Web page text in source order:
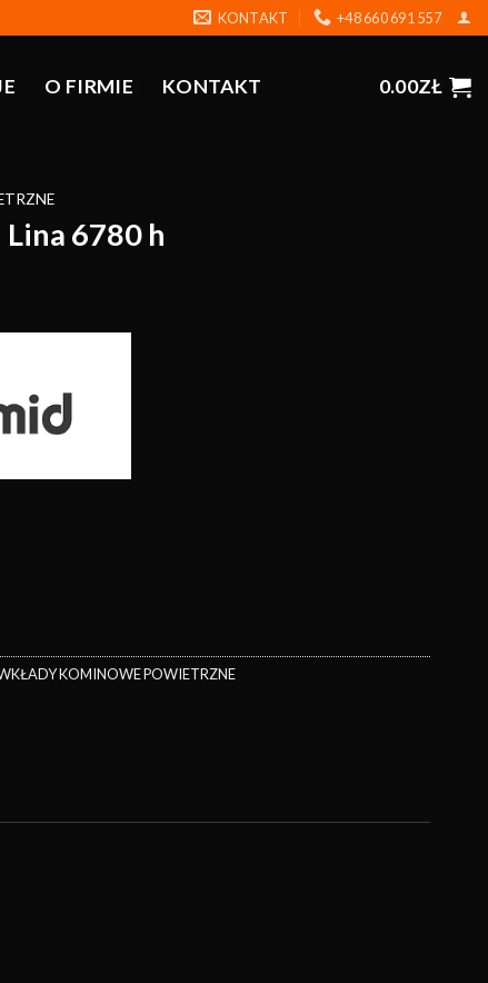
KONTAKT +48 660 691 557
O FIRMIE KONTAKT 0.00ZŁ
6780 h
KOMINOWE POWIETRZNE